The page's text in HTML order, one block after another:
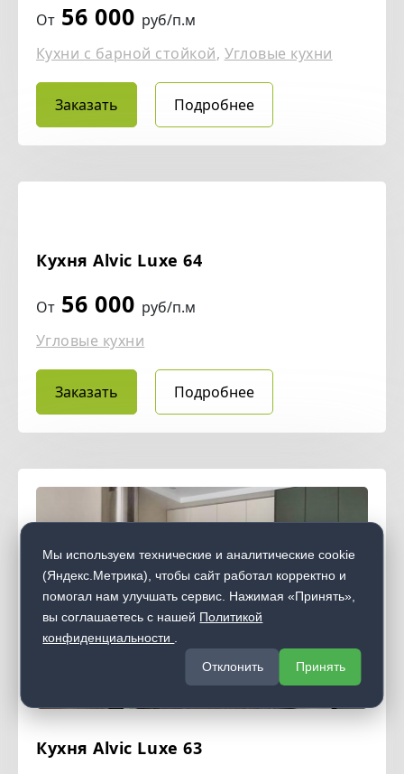
От 56 000 руб/п.м
Кухни с барной стойкой, Угловые кухни
Заказать Подробнее
Кухня Alvic Luxe 64
От 56 000 руб/п.м
Угловые кухни
Заказать Подробнее
Кухня Alvic Luxe 63
Мы используем технические и аналитические cookie
(Яндекс.Метрика), чтобы сайт работал корректно и
помогал нам улучшать сервис. Нажимая «Принять»,
вы соглашаетесь с нашей Политикой
конфиденциальности
Отклонить
Принять